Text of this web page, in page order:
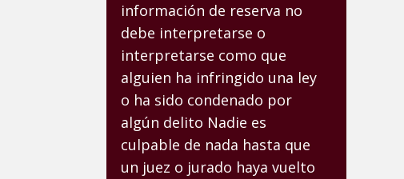
información de reserva no
debe interpretarse o
interpretarse como que
alguien ha infringido una ley
o ha sido condenado por
algún delito Nadie es
culpable de nada hasta que
un juez o jurado haya vuelto